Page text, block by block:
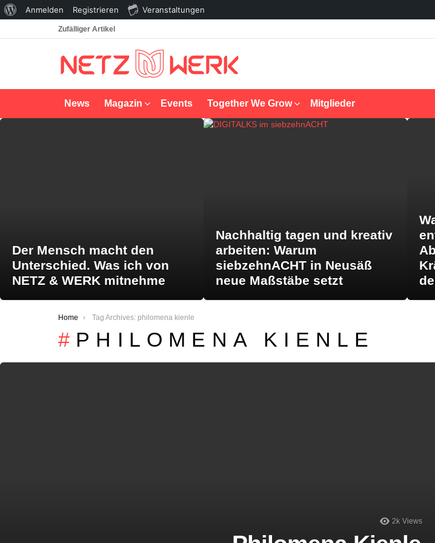
Zufälliger Artikel
News Magazin Events Together We Grow Mitglieder
Der Mensch macht den
Unterschied. Was ich von
NETZ & WERK mitnehme
Nachhaltig tagen und kreativ
arbeiten: Warum
siebzehnACHT in Neusäß
neue Maßstäbe setzt
You are here:
Home Tag Archives: philomena kienle
PHILOMENA KIENLE
2k Views
Über
Anmelden Registrieren Veranstaltungen